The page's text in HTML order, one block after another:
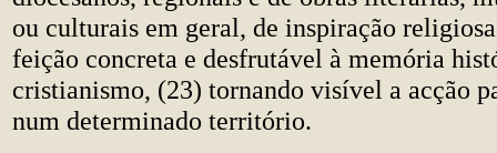
ou culturais em geral, de inspiração
feição concreta e desfrutável à memória
cristianismo, (23) tornando visível a acção
num determinado território.